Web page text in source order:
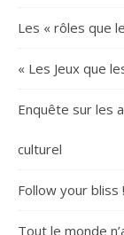
Les « rôles que
« Les Jeux que
Enquête sur les
culturel
Follow your bliss !
Tout le monde